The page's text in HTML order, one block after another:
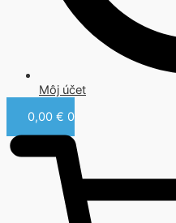
Môj účet
0,00 € 0